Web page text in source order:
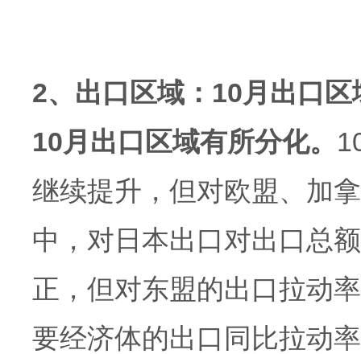
2、出口区域：10月出口
10月出口区域有所分化。
继续提升，但对欧盟、加
中，对日本出口对出口总
正，但对东盟的出口拉动
要经济体的出口同比拉动